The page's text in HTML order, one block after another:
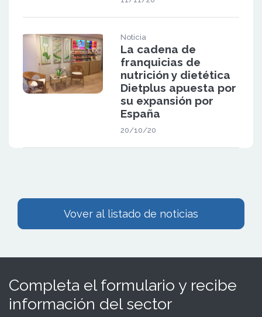
Noticia
La cadena de
franquicias de
nutrición y dietética
Dietplus apuesta por
su expansión por
España
20/10/20
Vover al listado de noticias
Completa el formulario y recibe
información del sector